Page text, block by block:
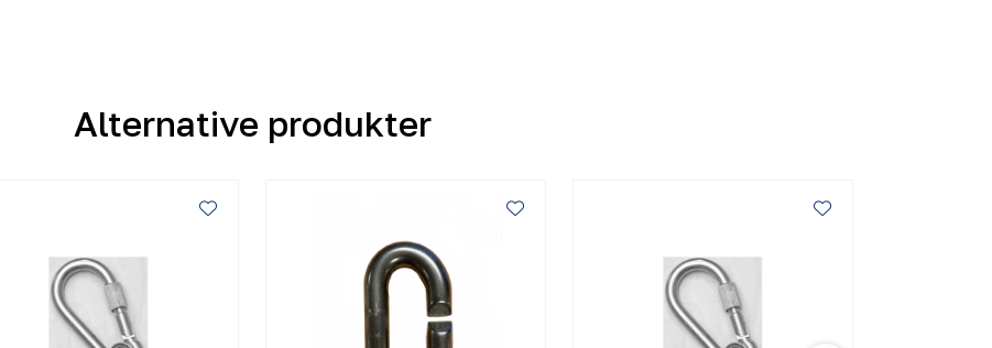
Alternative produkter